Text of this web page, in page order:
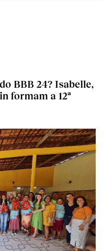
BBB 24? Isabelle,
formam a 12ª